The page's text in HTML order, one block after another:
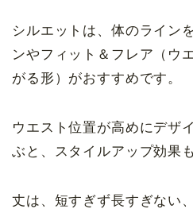
シルエットは、体のライン
ンやフィット＆フレア（ウ
がる形）がおすすめです。
ウエスト位置が高めにデザ
ぶと、スタイルアップ効果
丈は、短すぎず長すぎない